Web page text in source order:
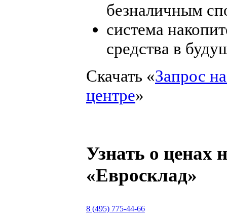
безналичным
система
средства в
Скачать «Запрос
центре»
Узнать о ценах
«Евросклад»
8 (495) 775-44-66